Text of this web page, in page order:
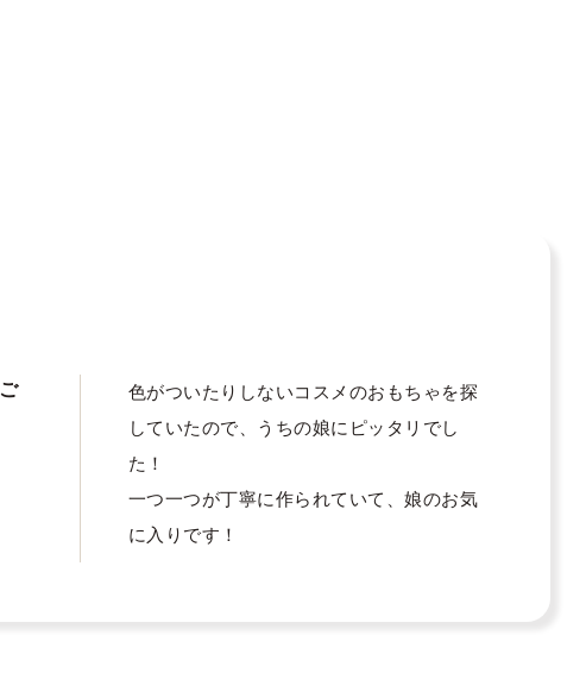
色がついたりしないコスメのおもちゃを探
していたので、うちの娘にピッタリでし
た！
一つ一つが丁寧に作られていて、娘のお気
に入りです！